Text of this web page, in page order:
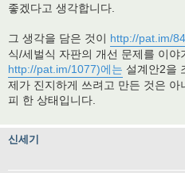
좋겠다고 생각합니다.
그 생각을 담은 것이 http://pat.im/
식/세벌식 자판의 개선 문제를 이야
http://pat.im/1077)에는 설계안2을
제가 진지하게 쓰려고 만든 것은
피 한 상태입니다.
신세기